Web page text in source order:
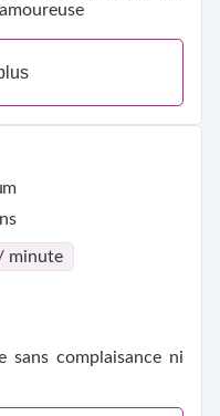
minute
sans complaisance ni